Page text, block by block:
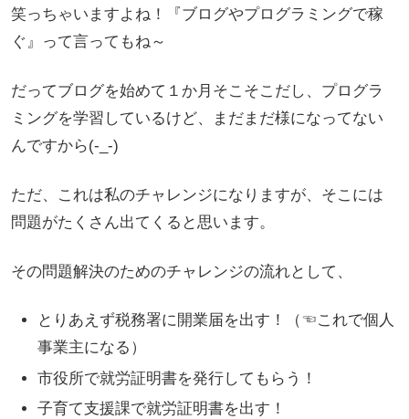
笑っちゃいますよね！『ブログやプログラミングで稼
ぐ』って言ってもね～
だってブログを始めて１か月そこそこだし、プログラ
ミングを学習しているけど、まだまだ様になってない
んですから(-_-)
ただ、これは私のチャレンジになりますが、そこには
問題がたくさん出てくると思います。
その問題解決のためのチャレンジの流れとして、
とりあえず税務署に開業届を出す！（☜これで個人
事業主になる）
市役所で就労証明書を発行してもらう！
子育て支援課で就労証明書を出す！